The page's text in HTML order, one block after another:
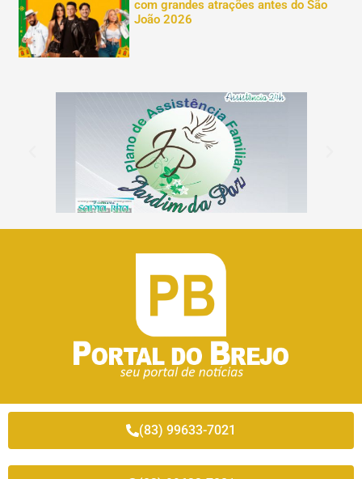
com grandes atrações antes do São
João 2026
(83) 99633-7021